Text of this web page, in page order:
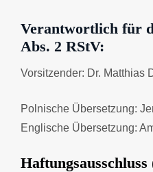
Verantwortlich für
Abs. 2 RStV:
Vorsitzender: Dr. Matthias
Polnische Übersetzung:
Englische Übersetzung: